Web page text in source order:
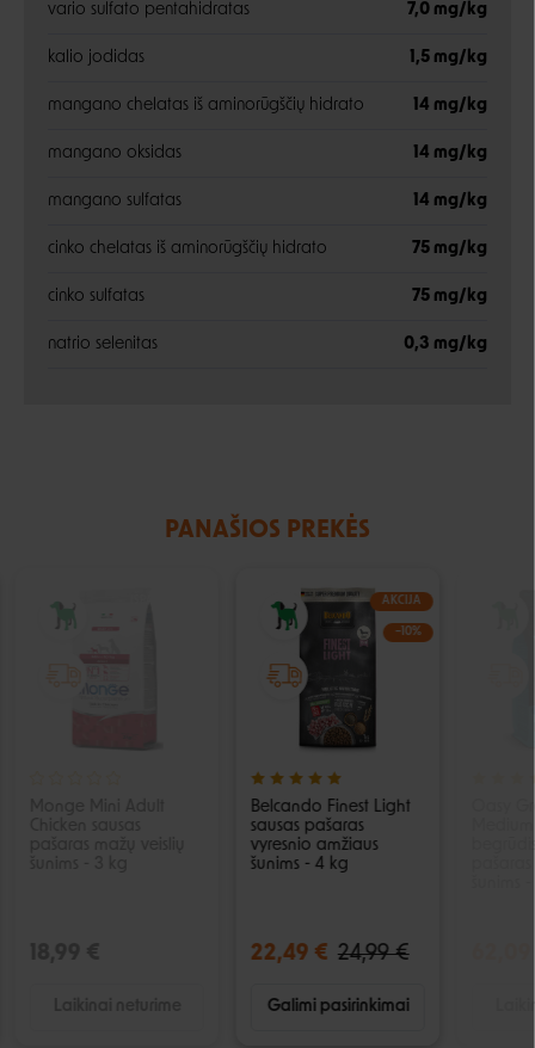
vario sulfato pentahidratas 7,0 mg/kg
kalio jodidas 1,5 mg/kg
mangano chelatas iš aminorūgščių hidrato 14 mg/kg
mangano oksidas 14 mg/kg
mangano sulfatas 14 mg/kg
cinko chelatas iš aminorūgščių hidrato 75 mg/kg
cinko sulfatas 75 mg/kg
natrio selenitas 0,3 mg/kg
PANAŠIOS PREKĖS
AKCIJA
−10%
Belcando Finest Light
sausas pašaras
vyresnio amžiaus
šunims - 4 kg
22,49 € 24,99 €
Galimi pasirinkimai